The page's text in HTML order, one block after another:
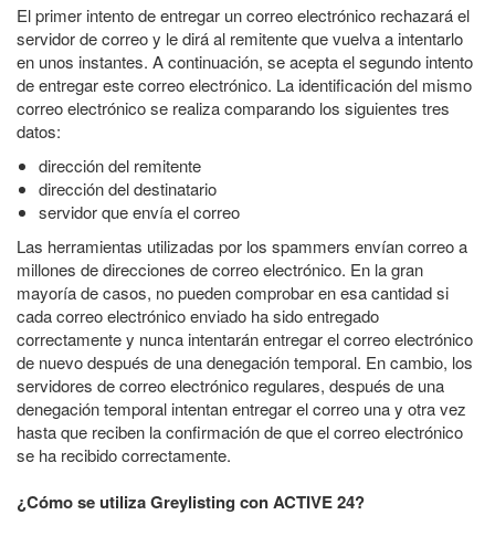
El primer intento de entregar un correo electrónico rechazará el
servidor de correo y le dirá al remitente que vuelva a intentarlo
en unos instantes. A continuación, se acepta el segundo intento
de entregar este correo electrónico. La identificación del mismo
correo electrónico se realiza comparando los siguientes tres
datos:
dirección del remitente
dirección del destinatario
servidor que envía el correo
Las herramientas utilizadas por los spammers envían correo a
millones de direcciones de correo electrónico. En la gran
mayoría de casos, no pueden comprobar en esa cantidad si
cada correo electrónico enviado ha sido entregado
correctamente y nunca intentarán entregar el correo electrónico
de nuevo después de una denegación temporal. En cambio, los
servidores de correo electrónico regulares, después de una
denegación temporal intentan entregar el correo una y otra vez
hasta que reciben la confirmación de que el correo electrónico
se ha recibido correctamente.
¿Cómo se utiliza Greylisting con ACTIVE 24?